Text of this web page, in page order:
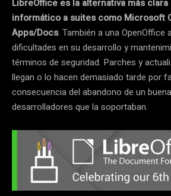
LibreOffice es la alternativa más
informático a suites como Microsoft
Apps/Docs. También a una OpenOffice
dificultades en su desarrollo y
términos de seguridad. Parches y
llegan o lo hacen demasiado tarde por
consecuencia del abandono de un
desarrolladores que la soportaban.